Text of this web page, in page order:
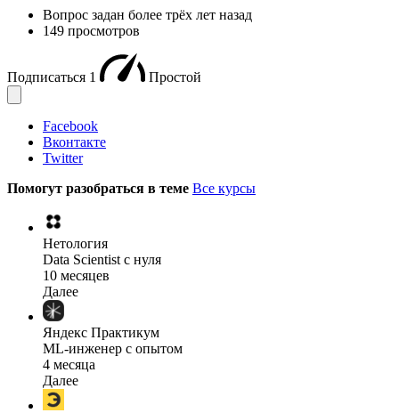
Вопрос задан более трёх лет назад
149 просмотров
Подписаться 1 Простой
Facebook
Вконтакте
Twitter
Помогут разобраться в теме Все курсы
Нетология
Data Scientist с нуля
10 месяцев
Далее
Яндекс Практикум
ML-инженер с опытом
4 месяца
Далее